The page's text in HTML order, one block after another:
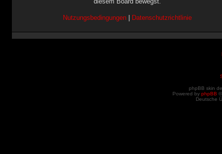
Nutzungsbedingungen| Datenschutzrichtlinie
phpBB skin
Powered by phpBB
Deutsche